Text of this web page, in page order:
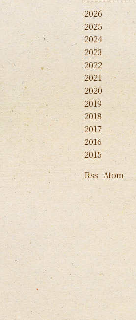
2026
2025
2024
2023
2022
2021
2020
2019
2018
2017
2016
2015
Rss Atom